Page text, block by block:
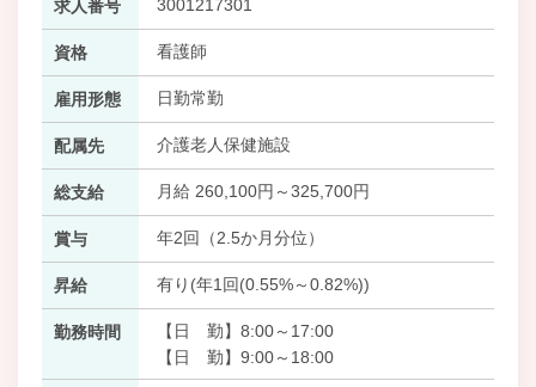
求人番号 3001217301
資格 看護師
雇用形態 日勤常勤
配属先 介護老人保健施設
総支給 月給 260,100円～325,700円
賞与 年2回（2.5か月分位）
昇給 有り(年1回(0.55%～0.82%))
勤務時間
【日 勤】8:00～17:00
【日 勤】9:00～18:00